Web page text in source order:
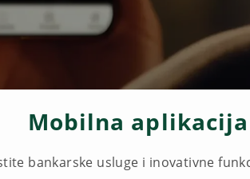
Mobilna
bankarske usluge i inovativne